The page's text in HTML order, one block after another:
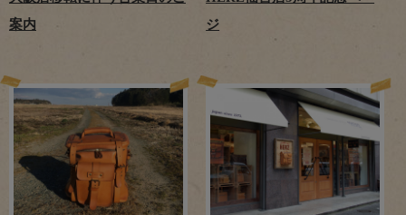
案内
ジ